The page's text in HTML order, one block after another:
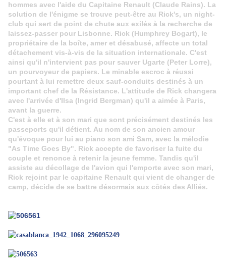
hommes avec l'aide du Capitaine Renault (Claude Rains). La
solution de l'énigme se trouve peut-être au Rick's, un night-
club qui sert de point de chute aux exilés à la recherche de
laissez-passer pour Lisbonne. Rick (Humphrey Bogart), le
propriétaire de la boîte, amer et désabusé, affecte un total
détachement vis-à-vis de la situation internationale. C'est
ainsi qu'il n'intervient pas pour sauver Ugarte (Peter Lorre),
un pourvoyeur de papiers. Le minable escroc à réussi
pourtant à lui remettre deux sauf-conduits destinés à un
important chef de la Résistance. L'attitude de Rick changera
avec l'arrivée d'IIsa (Ingrid Bergman) qu'il a aimée à Paris,
avant la guerre.
C'est à elle et à son mari que sont précisément destinés les
passeports qu'il détient. Au nom de son ancien amour
qu'évoque pour lui au piano son ami Sam, avec la mélodie
"As Time Goes By". Rick accepte de favoriser la fuite du
couple et renonce à retenir la jeune femme. Tandis qu'il
assiste au décollage de l'avion qui l'emporte avec son mari,
Rick rejoint par le capitaine Renault qui vient de changer de
camp, décide de se battre désormais aux côtés des Alliés.